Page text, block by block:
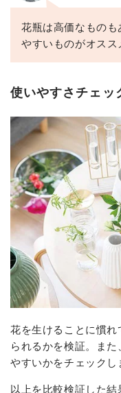
花瓶は高価なもの
やすいものがオスス
使いやすさチェッ
花を生けることに慣
られるかを検証。ま
やすいかをチェックし
以上を比較検証した